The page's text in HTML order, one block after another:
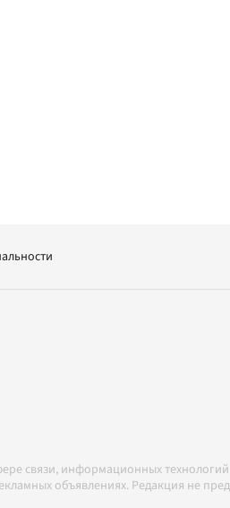
связи, информационных
объявлениях. Редакция не